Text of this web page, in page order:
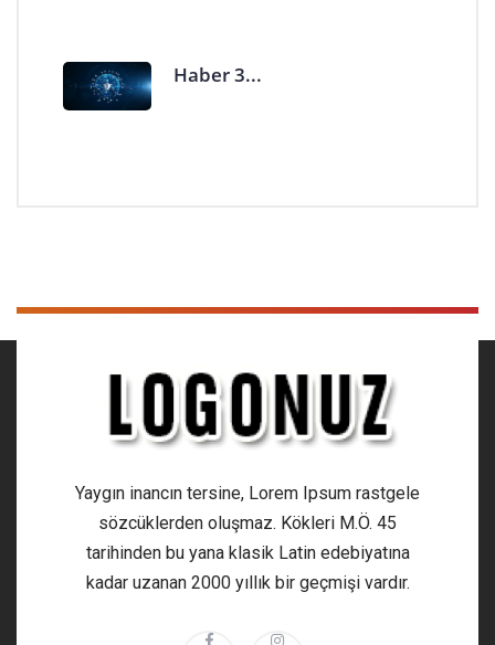
Haber 3...
Yaygın inancın tersine, Lorem Ipsum rastgele
sözcüklerden oluşmaz. Kökleri M.Ö. 45
tarihinden bu yana klasik Latin edebiyatına
kadar uzanan 2000 yıllık bir geçmişi vardır.